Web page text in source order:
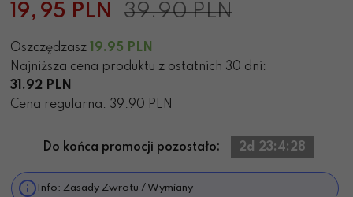
19, 95 PLN 39.90 PLN
Oszczędzasz 19.95 PLN
Najniższa cena produktu z ostatnich 30 dni:
31.92 PLN
Cena regularna: 39.90 PLN
Do końca promocji pozostało: 2d 23:4:28
Info: Zasady Zwrotu / Wymiany